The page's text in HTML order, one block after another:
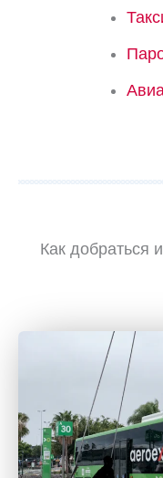
Как добраться